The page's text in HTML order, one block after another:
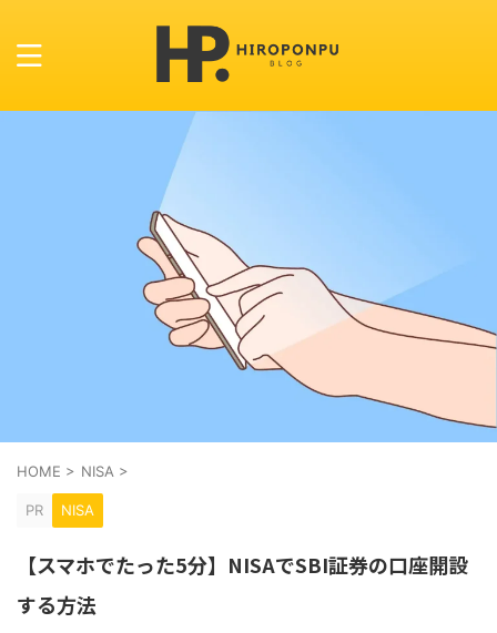
HOME > NISA >
PR NISA
【スマホでたった5分】NISAでSBI証券の口座開設
する方法